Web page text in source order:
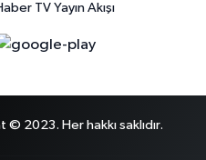
TV Yayın Akışı
© 2023. Her hakkı saklıdır.